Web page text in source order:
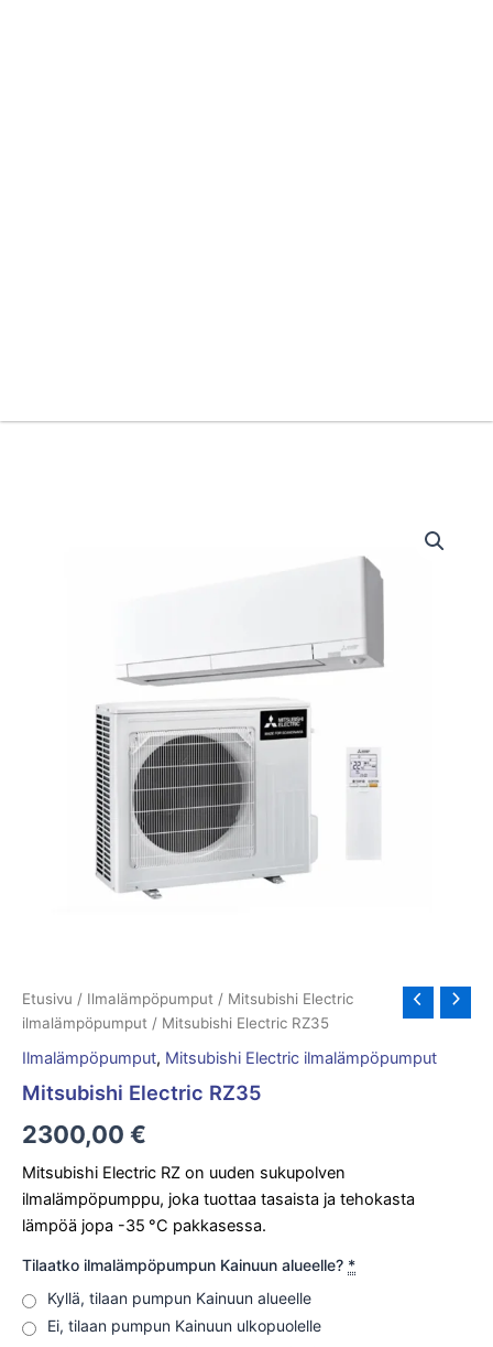
Etusivu / Ilmalämpöpumput / Mitsubishi Electric
ilmalämpöpumput / Mitsubishi Electric RZ35
Ilmalämpöpumput, Mitsubishi Electric ilmalämpöpumput
Mitsubishi Electric RZ35
2300,00 €
Mitsubishi Electric RZ on uuden sukupolven
ilmalämpöpumppu, joka tuottaa tasaista ja tehokasta
lämpöä jopa -35 °C pakkasessa.
Tilaatko ilmalämpöpumpun Kainuun alueelle? *
Kyllä, tilaan pumpun Kainuun alueelle
Ei, tilaan pumpun Kainuun ulkopuolelle